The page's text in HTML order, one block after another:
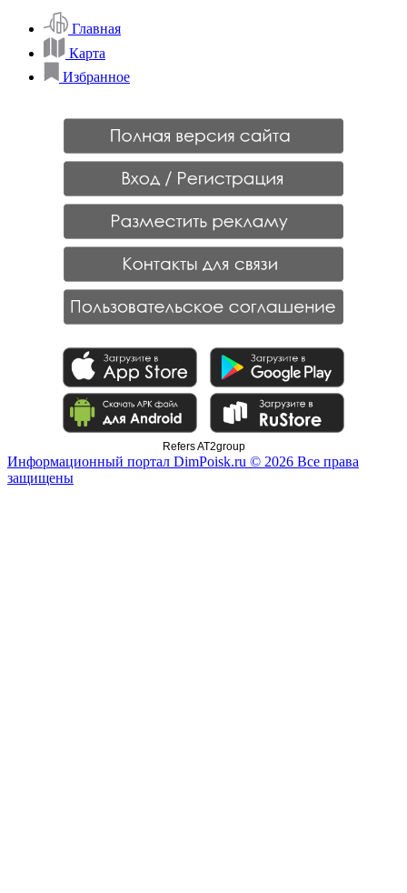
Главная
Карта
Избранное
Refers AT2group
Информационный портал DimPoisk.ru © 2026 Все права
защищены